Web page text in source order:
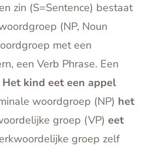
zin (S=Sentence) bestaat
(NP, Noun
met een
een Verb Phrase. Een
Het kind eet een appel
woordgroep (NP) het
groep (VP) eet
groep zelf